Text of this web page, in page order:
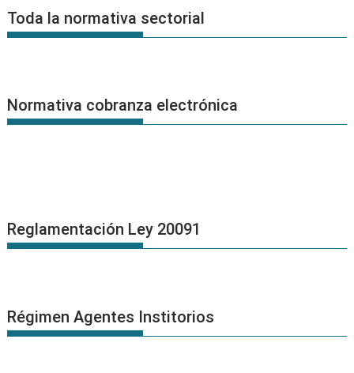
Noticias
Toda la normativa sectorial
Normativa cobranza electrónica
Reglamentación Ley 20091
Régimen Agentes Institorios